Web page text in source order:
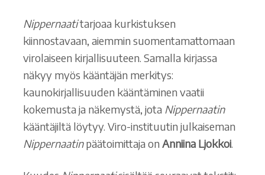
Nippernaatitarjoaa kurkistuksen
kiinnostavaan, aiemmin suomentamattomaan
virolaiseen kirjallisuuteen. Samalla kirjassa
näkyy myös kääntäjän merkitys:
kaunokirjallisuuden kääntäminen vaatii
kokemusta ja näkemystä, jota Nippernaatin
kääntäjiltä löytyy. Viro-instituutin julkaiseman
Nippernaatinpäätoimittaja on Anniina Ljokkoi.